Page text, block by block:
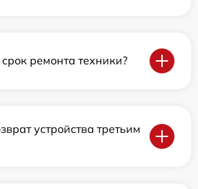
ремонта техники?
устройства третьим